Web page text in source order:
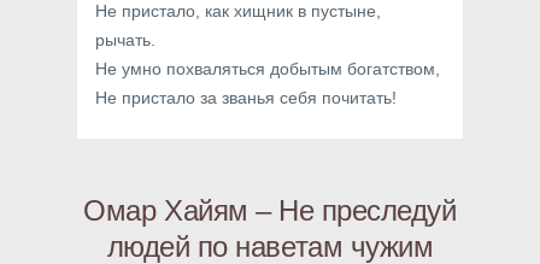
Не пристало, как хищник в пустыне,
рычать.
Не умно похваляться добытым богатством,
Не пристало за званья себя почитать!
Омар Хайям – Не преследуй
людей по наветам чужим